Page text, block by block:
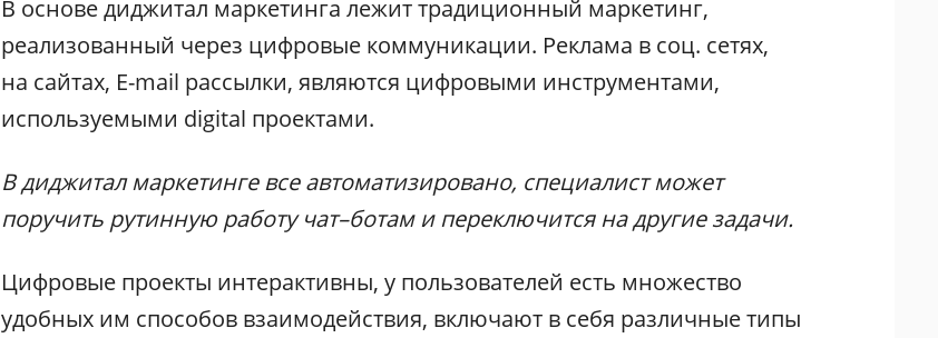
В основе диджитал маркетинга лежит традиционный маркетинг,
реализованный через цифровые коммуникации. Реклама в соц. сетях,
на сайтах, E-mail рассылки, являются цифровыми инструментами,
используемыми digital проектами.
В диджитал маркетинге все автоматизировано, специалист может
поручить рутинную работу чат–ботам и переключится на другие задачи.
Цифровые проекты интерактивны, у пользователей есть множество
удобных им способов взаимодействия, включают в себя различные типы